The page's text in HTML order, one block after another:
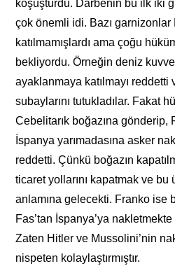
koşuşturdu. Darbenin bu ilk iki
çok önemli idi. Bazı garnizonlar
katılmamışlardı ama çoğu
bekliyordu. Örneğin deniz
ayaklanmaya katılmayı reddetti
subaylarını tutukladılar. Fakat
Cebelitarık boğazına gönderip,
İspanya yarımadasına asker
reddetti. Çünkü boğazın
ticaret yollarını kapatmak ve
anlamına gelecekti. Franko ise
Fas’tan İspanya’ya
Zaten Hitler ve Mussolini’nin
nispeten kolaylaştırmıştır.